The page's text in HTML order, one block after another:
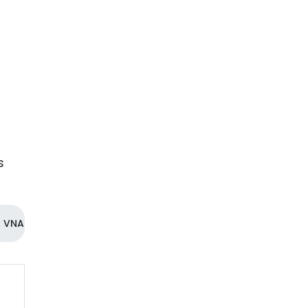
VNA